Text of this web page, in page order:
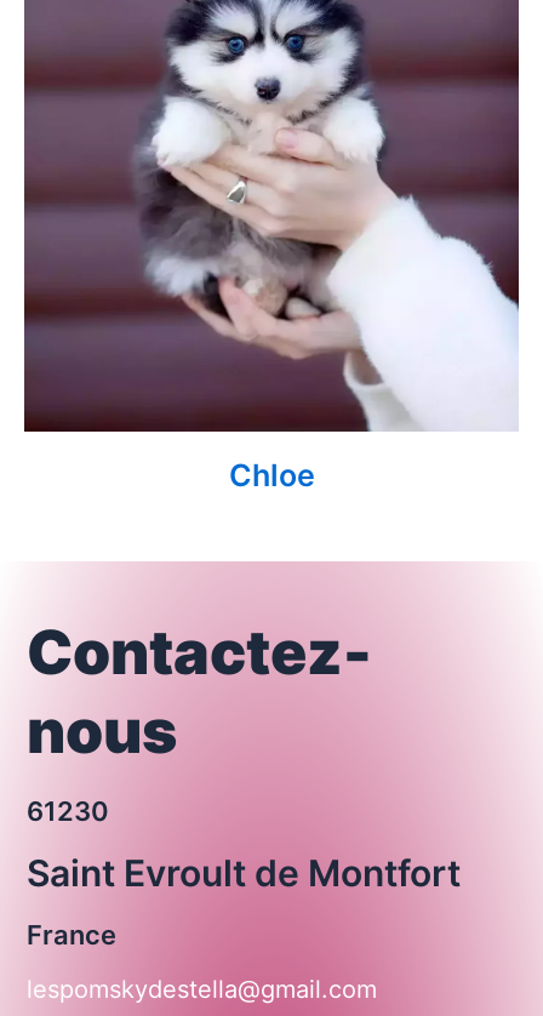
Chloe
Contactez-
nous
61230
Saint Evroult de Montfort
France
lespomskydestella@gmail.com